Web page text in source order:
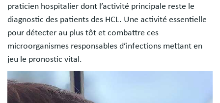
praticien hospitalier dont l’activité principale reste le
diagnostic des patients des HCL. Une activité essentielle
pour détecter au plus tôt et combattre ces
microorganismes responsables d’infections mettant en
jeu le pronostic vital.